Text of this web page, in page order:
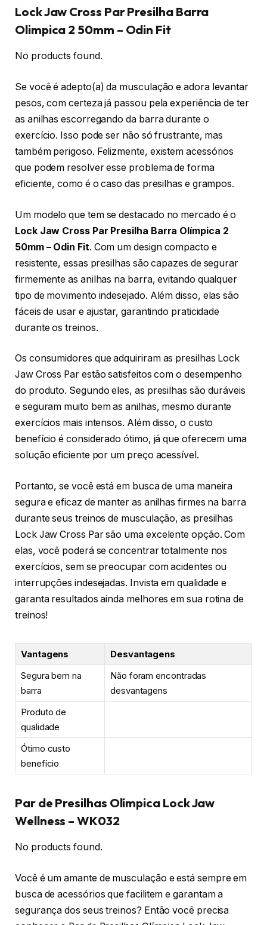
Lock Jaw Cross Par Presilha Barra
Olimpica 2 50mm – Odin Fit
No products found.
Se você é adepto(a) da musculação e adora levantar
pesos, com certeza já passou pela experiência de ter
as anilhas escorregando da barra durante o
exercício. Isso pode ser não só frustrante, mas
também perigoso. Felizmente, existem acessórios
que podem resolver esse problema de forma
eficiente, como é o caso das presilhas e grampos.
Um modelo que tem se destacado no mercado é o
Lock Jaw Cross Par Presilha Barra Olímpica 2
50mm – Odin Fit. Com um design compacto e
resistente, essas presilhas são capazes de segurar
firmemente as anilhas na barra, evitando qualquer
tipo de movimento indesejado. Além disso, elas são
fáceis de usar e ajustar, garantindo praticidade
durante os treinos.
Os consumidores que adquiriram as presilhas Lock
Jaw Cross Par estão satisfeitos com o desempenho
do produto. Segundo eles, as presilhas são duráveis
e seguram muito bem as anilhas, mesmo durante
exercícios mais intensos. Além disso, o custo
benefício é considerado ótimo, já que oferecem uma
solução eficiente por um preço acessível.
Portanto, se você está em busca de uma maneira
segura e eficaz de manter as anilhas firmes na barra
durante seus treinos de musculação, as presilhas
Lock Jaw Cross Par são uma excelente opção. Com
elas, você poderá se concentrar totalmente nos
exercícios, sem se preocupar com acidentes ou
interrupções indesejadas. Invista em qualidade e
garanta resultados ainda melhores em sua rotina de
treinos!
Vantagens
Desvantagens
Segura bem na
barra
Não foram encontradas
desvantagens
Produto de
qualidade
Ótimo custo
benefício
Par de Presilhas Olímpica Lock Jaw
Wellness – WK032
No products found.
Você é um amante de musculação e está sempre em
busca de acessórios que facilitem e garantam a
segurança dos seus treinos? Então você precisa